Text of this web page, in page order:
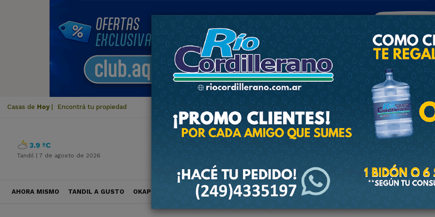
Casas de Hoy Encontrá tu propiedad
3.9 ºC
Tandil | 7 de agosto de 2026
AHORA MISMO TANDIL A GUSTO OKAPI VIAJES POLÍTICA POLICIALES DEPORTES SOCIEDAD NACIONALES